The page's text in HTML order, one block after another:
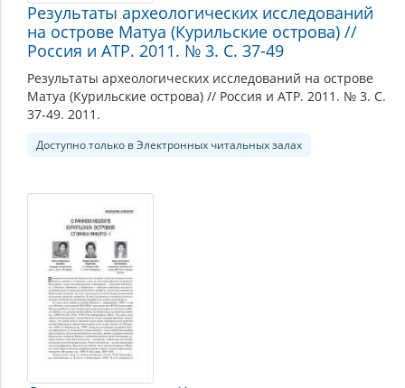
Результаты археологических исследований
на острове Матуа (Курильские острова) //
Россия и АТР. 2011. № 3. С. 37-49
Результаты археологических исследований на острове
Матуа (Курильские острова) // Россия и АТР. 2011. № 3. С.
37-49. 2011.
Доступно только в Электронных читальных залах